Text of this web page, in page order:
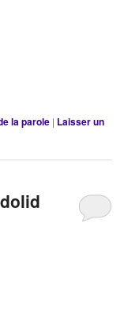
la parole | Laisser un